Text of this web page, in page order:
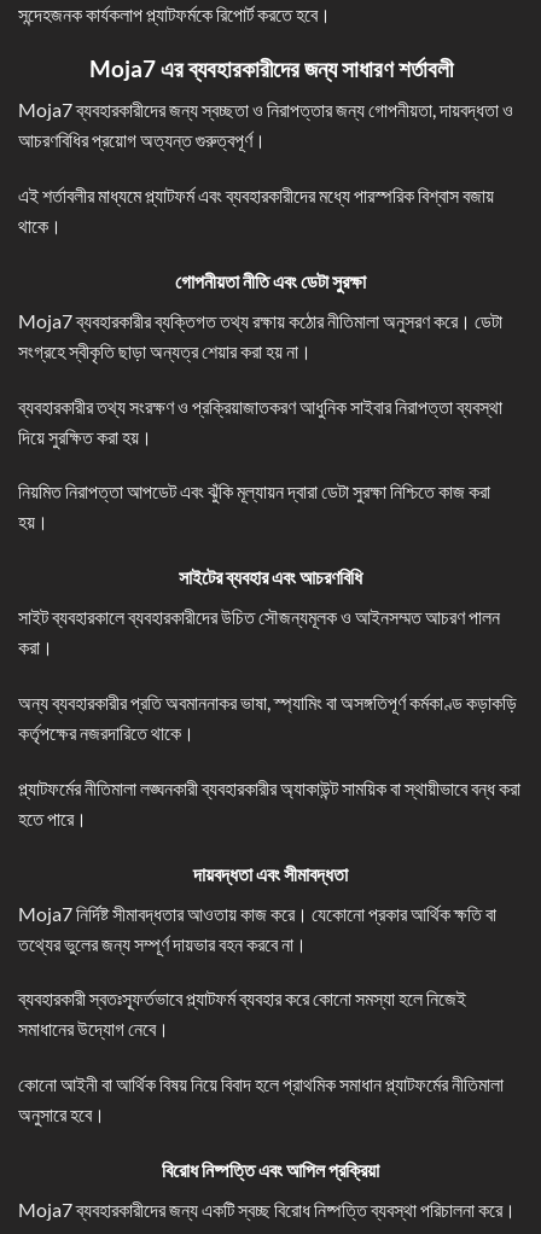
সন্দেহজনক কার্যকলাপ প্ল্যাটফর্মকে রিপোর্ট করতে হবে।
Moja7 এর ব্যবহারকারীদের জন্য সাধারণ শর্তাবলী
Moja7 ব্যবহারকারীদের জন্য স্বচ্ছতা ও নিরাপত্তার জন্য গোপনীয়তা, দায়বদ্ধতা ও
আচরণবিধির প্রয়োগ অত্যন্ত গুরুত্বপূর্ণ।
এই শর্তাবলীর মাধ্যমে প্ল্যাটফর্ম এবং ব্যবহারকারীদের মধ্যে পারস্পরিক বিশ্বাস বজায়
থাকে।
গোপনীয়তা নীতি এবং ডেটা সুরক্ষা
Moja7 ব্যবহারকারীর ব্যক্তিগত তথ্য রক্ষায় কঠোর নীতিমালা অনুসরণ করে। ডেটা
সংগ্রহে স্বীকৃতি ছাড়া অন্যত্র শেয়ার করা হয় না।
ব্যবহারকারীর তথ্য সংরক্ষণ ও প্রক্রিয়াজাতকরণ আধুনিক সাইবার নিরাপত্তা ব্যবস্থা
দিয়ে সুরক্ষিত করা হয়।
নিয়মিত নিরাপত্তা আপডেট এবং ঝুঁকি মূল্যায়ন দ্বারা ডেটা সুরক্ষা নিশ্চিতে কাজ করা
হয়।
সাইটের ব্যবহার এবং আচরণবিধি
সাইট ব্যবহারকালে ব্যবহারকারীদের উচিত সৌজন্যমূলক ও আইনসম্মত আচরণ পালন
করা।
অন্য ব্যবহারকারীর প্রতি অবমাননাকর ভাষা, স্প্যামিং বা অসঙ্গতিপূর্ণ কর্মকাণ্ড কড়াকড়ি
কর্তৃপক্ষের নজরদারিতে থাকে।
প্ল্যাটফর্মের নীতিমালা লঙ্ঘনকারী ব্যবহারকারীর অ্যাকাউন্ট সাময়িক বা স্থায়ীভাবে বন্ধ করা
হতে পারে।
দায়বদ্ধতা এবং সীমাবদ্ধতা
Moja7 নির্দিষ্ট সীমাবদ্ধতার আওতায় কাজ করে। যেকোনো প্রকার আর্থিক ক্ষতি বা
তথ্যের ভুলের জন্য সম্পূর্ণ দায়ভার বহন করবে না।
ব্যবহারকারী স্বতঃস্ফূর্তভাবে প্ল্যাটফর্ম ব্যবহার করে কোনো সমস্যা হলে নিজেই
সমাধানের উদ্যোগ নেবে।
কোনো আইনী বা আর্থিক বিষয় নিয়ে বিবাদ হলে প্রাথমিক সমাধান প্ল্যাটফর্মের নীতিমালা
অনুসারে হবে।
বিরোধ নিষ্পত্তি এবং আপিল প্রক্রিয়া
Moja7 ব্যবহারকারীদের জন্য একটি স্বচ্ছ বিরোধ নিষ্পত্তি ব্যবস্থা পরিচালনা করে।